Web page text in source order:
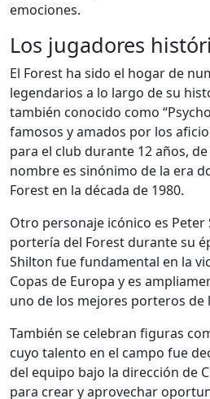
emociones.
Los jugadores
El Forest ha sido el hogar de
legendarios a lo largo de su
también conocido como
famosos y amados por los
para el club durante 12 años, de
nombre es sinónimo de la era
Forest en la década de 1980.
Otro personaje icónico es
portería del Forest durante su
Shilton fue fundamental en la
Copas de Europa y es
uno de los mejores porteros
También se celebran figuras
cuyo talento en el campo fue
del equipo bajo la dirección de
para crear y aprovechar